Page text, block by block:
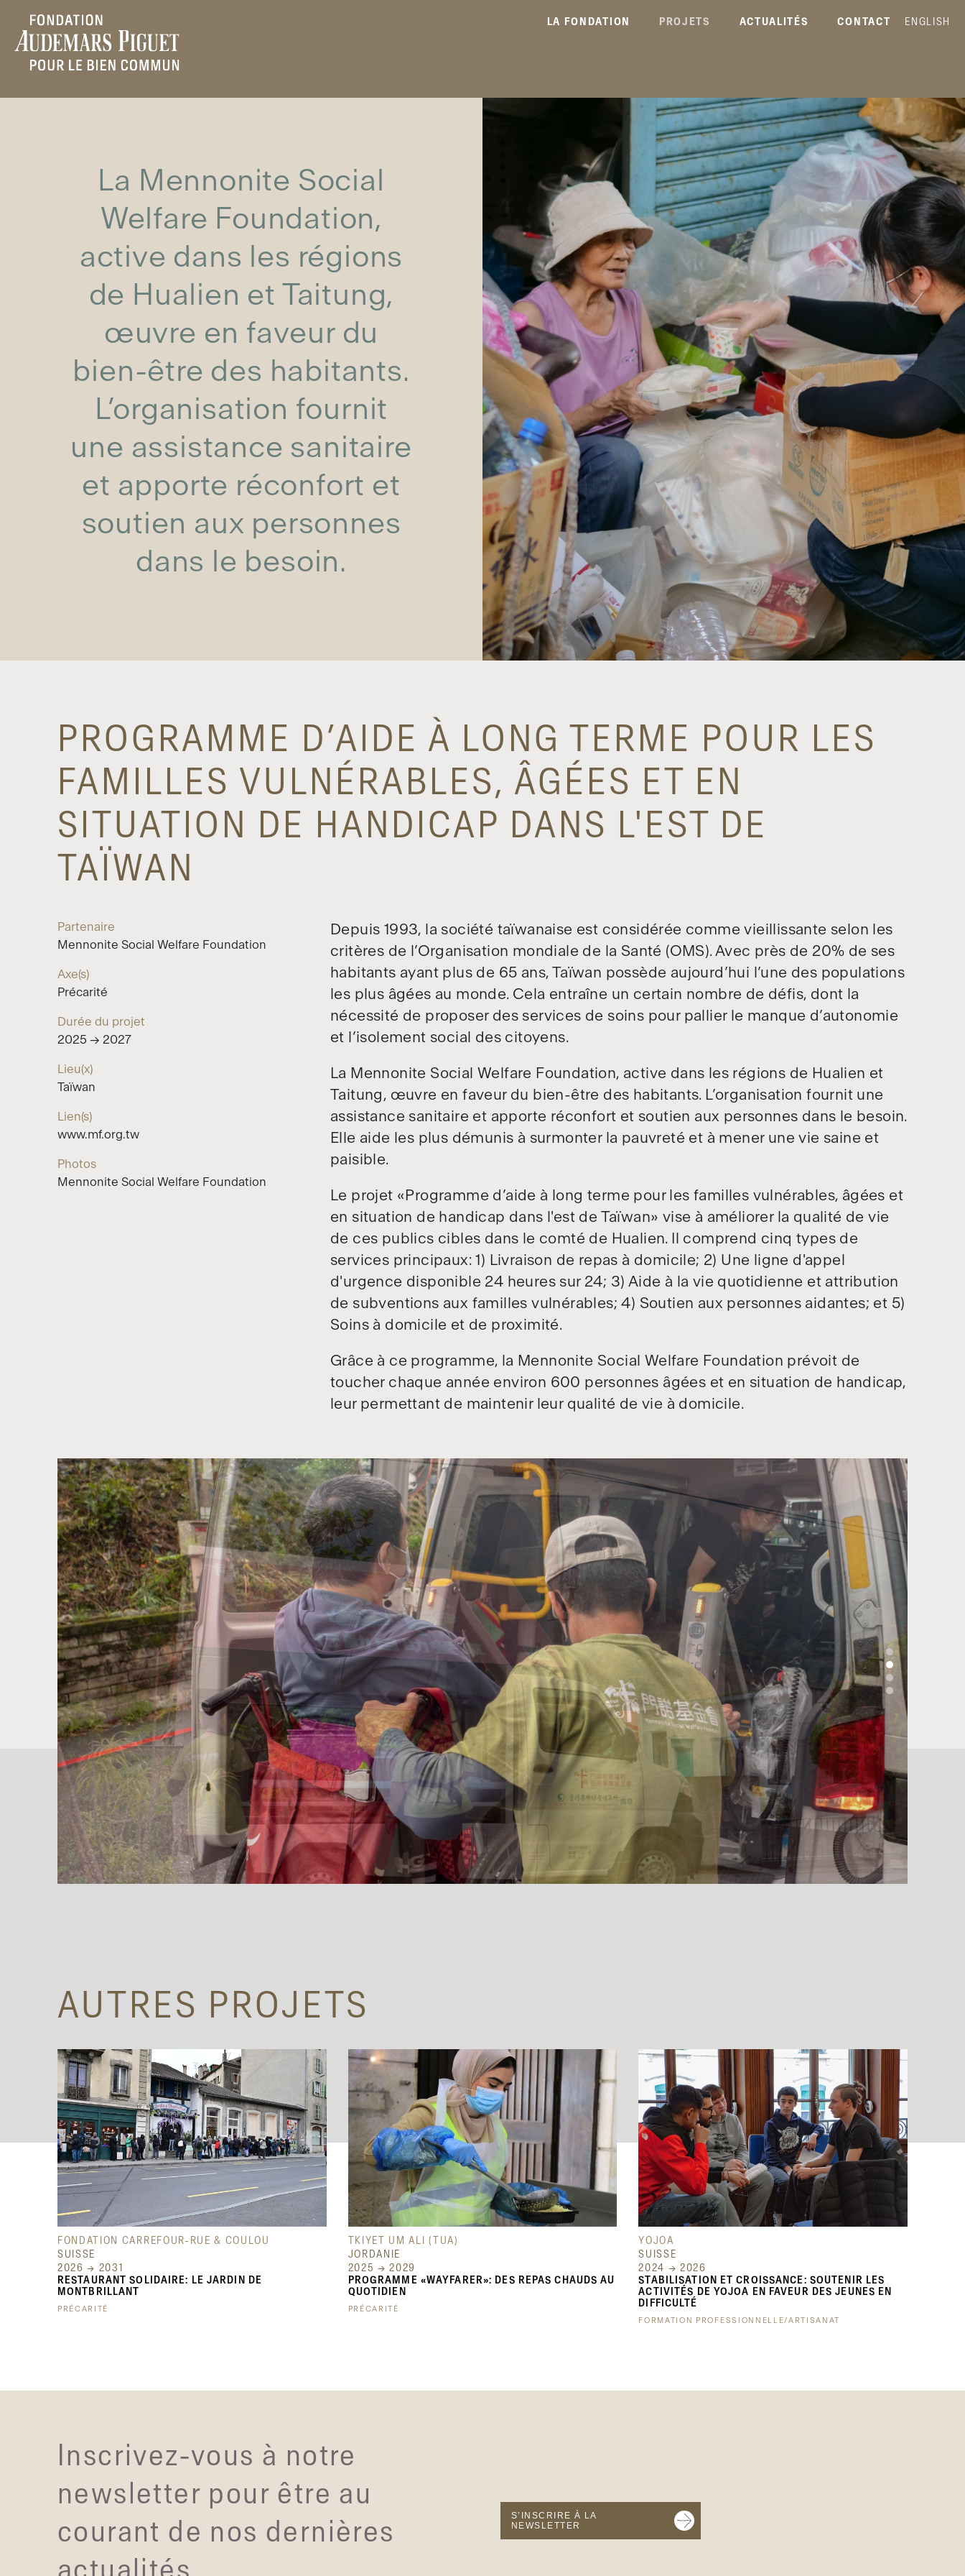
LA FONDATION PROJETS ACTUALITÉS CONTACT ENGLISH
La Mennonite Social
Welfare Foundation,
active dans les régions
de Hualien et Taitung,
œuvre en faveur du
bien-être des habitants.
L’organisation fournit
une assistance sanitaire
et apporte réconfort et
soutien aux personnes
dans le besoin.
PROGRAMME D’AIDE À LONG TERME POUR LES
FAMILLES VULNÉRABLES, ÂGÉES ET EN
SITUATION DE HANDICAP DANS L'EST DE
TAÏWAN
Partenaire
Mennonite Social Welfare Foundation
Axe(s)
Précarité
Durée du projet
2025 → 2027
Lieu(x)
Taïwan
Lien(s)
www.mf.org.tw
Photos
Mennonite Social Welfare Foundation
Depuis 1993, la société taïwanaise est considérée comme vieillissante selon les
critères de l’Organisation mondiale de la Santé (OMS). Avec près de 20% de ses
habitants ayant plus de 65 ans, Taïwan possède aujourd’hui l’une des populations
les plus âgées au monde. Cela entraîne un certain nombre de défis, dont la
nécessité de proposer des services de soins pour pallier le manque d’autonomie
et l’isolement social des citoyens.
La Mennonite Social Welfare Foundation, active dans les régions de Hualien et
Taitung, œuvre en faveur du bien-être des habitants. L’organisation fournit une
assistance sanitaire et apporte réconfort et soutien aux personnes dans le besoin.
Elle aide les plus démunis à surmonter la pauvreté et à mener une vie saine et
paisible.
Le projet «Programme d’aide à long terme pour les familles vulnérables, âgées et
en situation de handicap dans l'est de Taïwan» vise à améliorer la qualité de vie
de ces publics cibles dans le comté de Hualien. Il comprend cinq types de
services principaux: 1) Livraison de repas à domicile; 2) Une ligne d'appel
d'urgence disponible 24 heures sur 24; 3) Aide à la vie quotidienne et attribution
de subventions aux familles vulnérables; 4) Soutien aux personnes aidantes; et 5)
Soins à domicile et de proximité.
Grâce à ce programme, la Mennonite Social Welfare Foundation prévoit de
toucher chaque année environ 600 personnes âgées et en situation de handicap,
leur permettant de maintenir leur qualité de vie à domicile.
AUTRES PROJETS
FONDATION CARREFOUR-RUE & COULOU
SUISSE
2026 → 2031
RESTAURANT SOLIDAIRE: LE JARDIN DE
MONTBRILLANT
PRÉCARITÉ
TKIYET UM ALI (TUA)
JORDANIE
2025 → 2029
PROGRAMME «WAYFARER»: DES REPAS CHAUDS AU
QUOTIDIEN
PRÉCARITÉ
YOJOA
SUISSE
2024 → 2026
STABILISATION ET CROISSANCE: SOUTENIR LES
ACTIVITÉS DE YOJOA EN FAVEUR DES JEUNES EN
DIFFICULTÉ
FORMATION PROFESSIONNELLE/ARTISANAT
Inscrivez-vous à notre
newsletter pour être au
courant de nos dernières
actualités.
S’INSCRIRE À LA
NEWSLETTER